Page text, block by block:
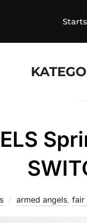
armed angels, fair